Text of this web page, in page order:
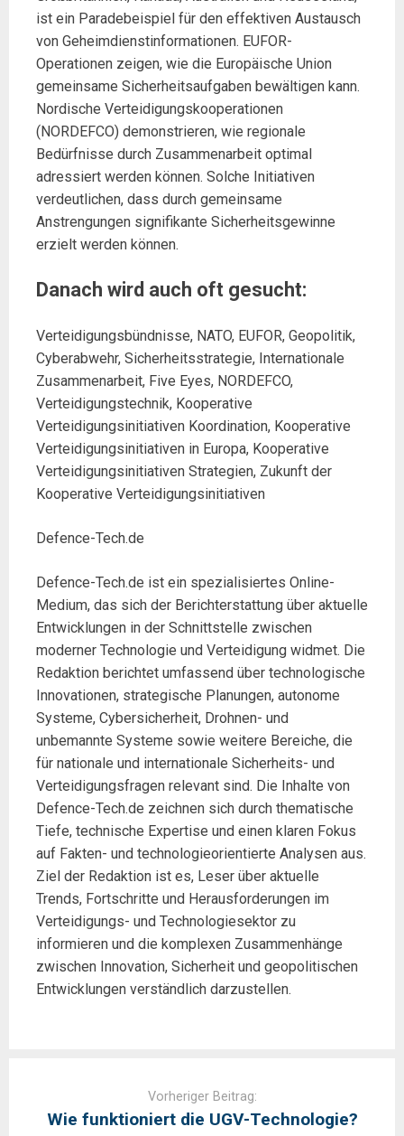
ist ein Paradebeispiel für den effektiven Austausch
von Geheimdienstinformationen. EUFOR-
Operationen zeigen, wie die Europäische Union
gemeinsame Sicherheitsaufgaben bewältigen kann.
Nordische Verteidigungskooperationen
(NORDEFCO) demonstrieren, wie regionale
Bedürfnisse durch Zusammenarbeit optimal
adressiert werden können. Solche Initiativen
verdeutlichen, dass durch gemeinsame
Anstrengungen signifikante Sicherheitsgewinne
erzielt werden können.
Danach wird auch oft gesucht:
Verteidigungsbündnisse, NATO, EUFOR, Geopolitik,
Cyberabwehr, Sicherheitsstrategie, Internationale
Zusammenarbeit, Five Eyes, NORDEFCO,
Verteidigungstechnik, Kooperative
Verteidigungsinitiativen Koordination, Kooperative
Verteidigungsinitiativen in Europa, Kooperative
Verteidigungsinitiativen Strategien, Zukunft der
Kooperative Verteidigungsinitiativen
Defence-Tech.de
Defence-Tech.de ist ein spezialisiertes Online-
Medium, das sich der Berichterstattung über aktuelle
Entwicklungen in der Schnittstelle zwischen
moderner Technologie und Verteidigung widmet. Die
Redaktion berichtet umfassend über technologische
Innovationen, strategische Planungen, autonome
Systeme, Cybersicherheit, Drohnen- und
unbemannte Systeme sowie weitere Bereiche, die
für nationale und internationale Sicherheits- und
Verteidigungsfragen relevant sind. Die Inhalte von
Defence-Tech.de zeichnen sich durch thematische
Tiefe, technische Expertise und einen klaren Fokus
auf Fakten- und technologieorientierte Analysen aus.
Ziel der Redaktion ist es, Leser über aktuelle
Trends, Fortschritte und Herausforderungen im
Verteidigungs- und Technologiesektor zu
informieren und die komplexen Zusammenhänge
zwischen Innovation, Sicherheit und geopolitischen
Entwicklungen verständlich darzustellen.
Vorheriger Beitrag:
Wie funktioniert die UGV-Technologie?